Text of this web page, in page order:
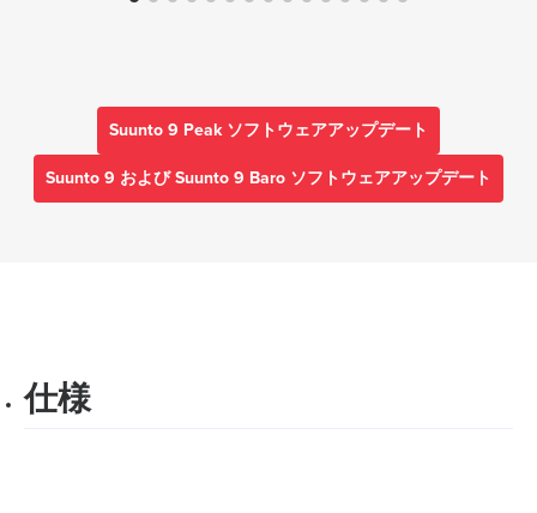
Suunto 9 Peak ソフトウェアアップデート
Suunto 9 および Suunto 9 Baro ソフトウェアアップデート
仕様